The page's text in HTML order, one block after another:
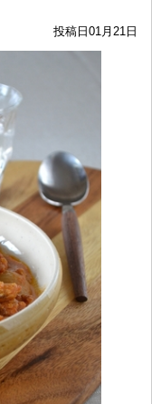
投稿日01月21日